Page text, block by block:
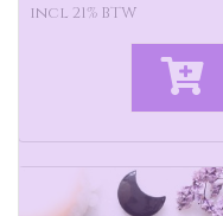
incl 21% BTW